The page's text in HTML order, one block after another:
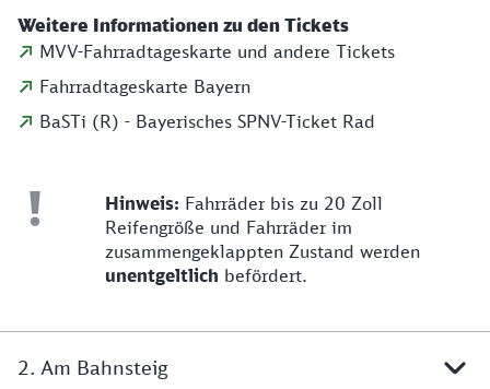
Weitere Informationen zu den Tickets
MVV-Fahrradtageskarte und andere Tickets
Fahrradtageskarte Bayern
BaSTi (R) - Bayerisches SPNV-Ticket Rad
Hinweis: Fahrräder bis zu 20 Zoll
Reifengröße und Fahrräder im
zusammengeklappten Zustand werden
unentgeltlich befördert.
2. Am Bahnsteig